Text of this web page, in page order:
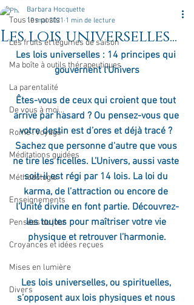
Tous les posts
Les fruits et légumes de saison
Ma boîte à outils thérapeutiques
La parentalité
De vous à moi...
Rome : voyage
Méditations guidées
Méthodologie
Enseignements
Pensées du jour
Croyances et idées reçues
Mises en lumière
Divers
Les lois universelles...
Barbara Hocquette
10 mai 2021 1 min de lecture
Les lois universelles : 14 principes qui
gouvernent l'Univers
Êtes-vous de ceux qui croient que tout
arrive par hasard ? Ou pensez-vous que
votre destin est d’ores et déjà tracé ?
Sachez que personne d'autre que vous
ne tire les ficelles. L’Univers, aussi vaste
soit-il est régi par 14 lois. La loi du
karma, de l’attraction ou encore de
l’Unité divine en font partie. Découvrez-
les toutes pour maîtriser votre vie
physique et retrouver l’harmonie.
Les lois universelles, ou spirituelles,
s’opposent aux lois physiques et nous